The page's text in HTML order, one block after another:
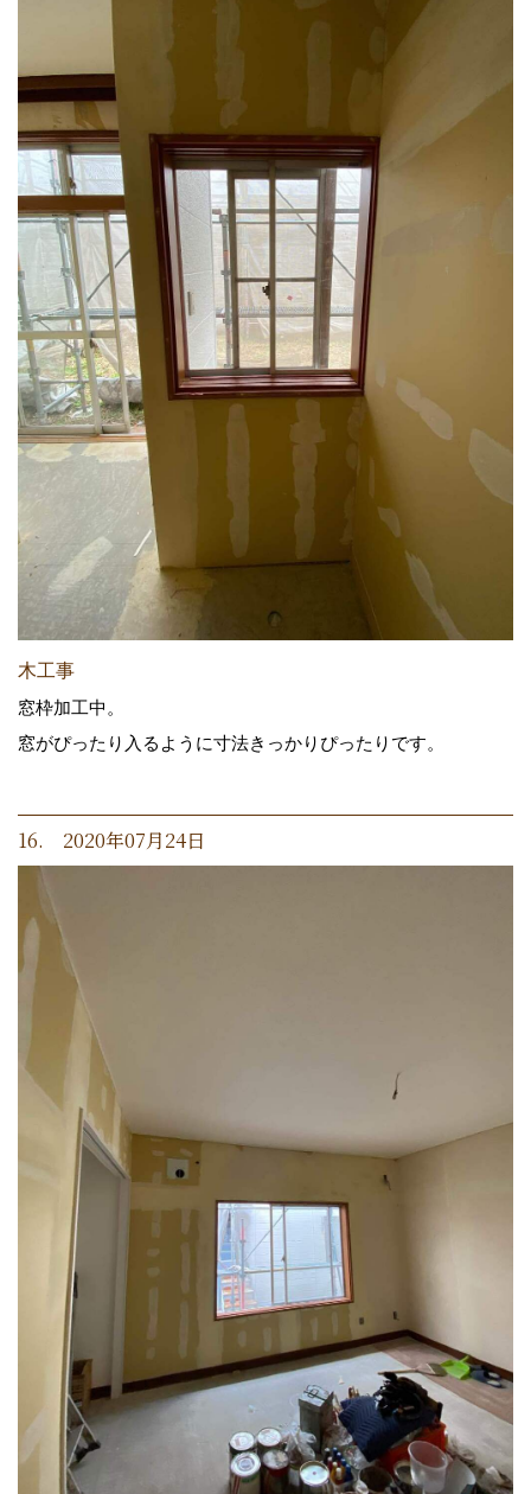
木工事
窓枠加工中。
窓がぴったり入るように寸法きっかりぴったりです。
16. 2020年07月24日